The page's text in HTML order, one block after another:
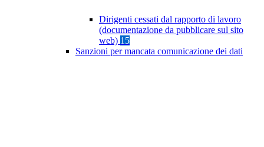
Dirigenti cessati dal rapporto di lavoro
(documentazione da pubblicare sul sito
web) 15
Sanzioni per mancata comunicazione dei dati